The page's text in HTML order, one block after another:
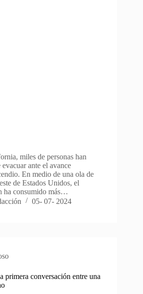
miles de personas han
ante el avance
En medio de una ola de
de Estados Unidos, el
ha consumido más…
05- 07- 2024
primera conversación entre una